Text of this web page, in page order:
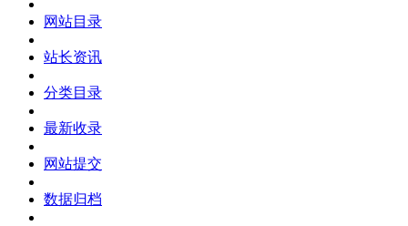
网站目录
站长资讯
分类目录
最新收录
网站提交
数据归档